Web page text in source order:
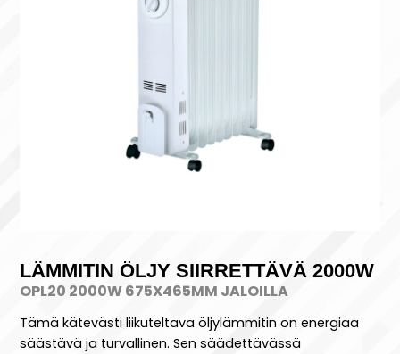
LÄMMITIN ÖLJY SIIRRETTÄVÄ 2000W
OPL20 2000W 675X465MM JALOILLA
Tämä kätevästi liikuteltava öljylämmitin on energiaa
säästävä ja turvallinen. Sen säädettävässä